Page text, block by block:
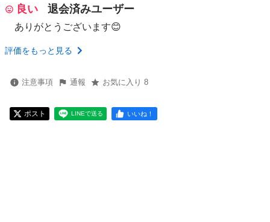
良い 退会済みユーザー
ありがとうございます😊
評価をもっと見る
注意事項 通報 お気に入り 8
ポスト LINEで送る いいね！